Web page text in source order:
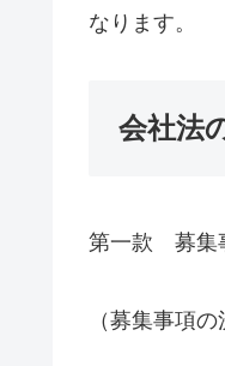
なります。
会社法
第一款 募集
（募集事項の